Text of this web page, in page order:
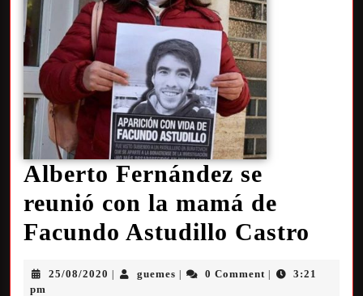
Alberto Fernández se
reunió con la mamá de
Facundo Astudillo Castro
25/08/2020 guemes 0 Comment
3:21
pm